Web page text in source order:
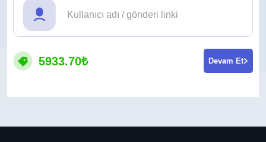
5933.70₺ Devam Et